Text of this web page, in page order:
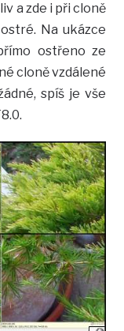
a zde i při cloně
Na ukázce
ostřeno ze
cloně vzdálené
spíš je vše